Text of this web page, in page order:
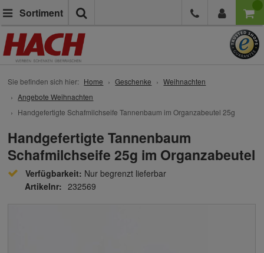
Sortiment
Sie befinden sich hier: Home Geschenke
Weihnachten
Angebote Weihnachten
Handgefertigte Schafmilchseife Tannenbaum im Organzabeutel 25g
Handgefertigte Tannenbaum
Schafmilchseife 25g im Organzabeutel
Verfügbarkeit: Nur begrenzt lieferbar
Artikelnr: 232569